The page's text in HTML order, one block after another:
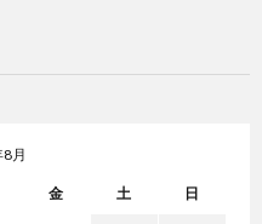
月
金 土 日